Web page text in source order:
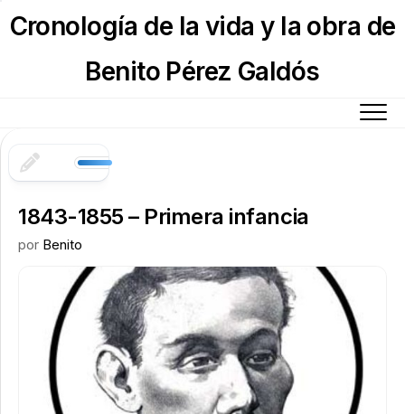
toCronología de la vida y la obra de
Benito Pérez Galdós
1843-1855 – Primera infancia
por Benito